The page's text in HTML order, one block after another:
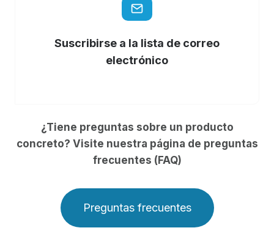
Suscribirse a la lista de correo
electrónico
¿Tiene preguntas sobre un producto
concreto? Visite nuestra página de preguntas
frecuentes (FAQ)
Preguntas frecuentes